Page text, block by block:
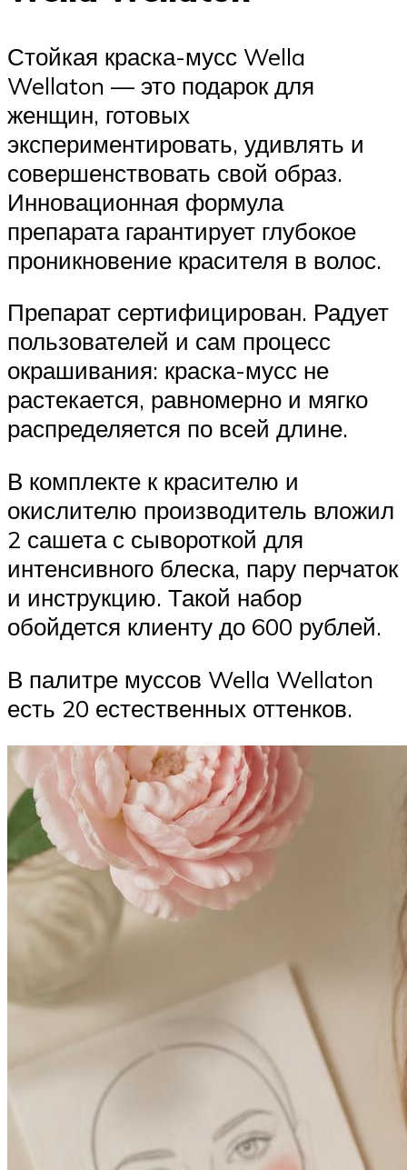
Стойкая краска-мусс Wella
Wellaton — это подарок для
женщин, готовых
экспериментировать, удивлять и
совершенствовать свой образ.
Инновационная формула
препарата гарантирует глубокое
проникновение красителя в волос.
Препарат сертифицирован. Радует
пользователей и сам процесс
окрашивания: краска-мусс не
растекается, равномерно и мягко
распределяется по всей длине.
В комплекте к красителю и
окислителю производитель вложил
2 сашета с сывороткой для
интенсивного блеска, пару перчаток
и инструкцию. Такой набор
обойдется клиенту до 600 рублей.
В палитре муссов Wella Wellaton
есть 20 естественных оттенков.